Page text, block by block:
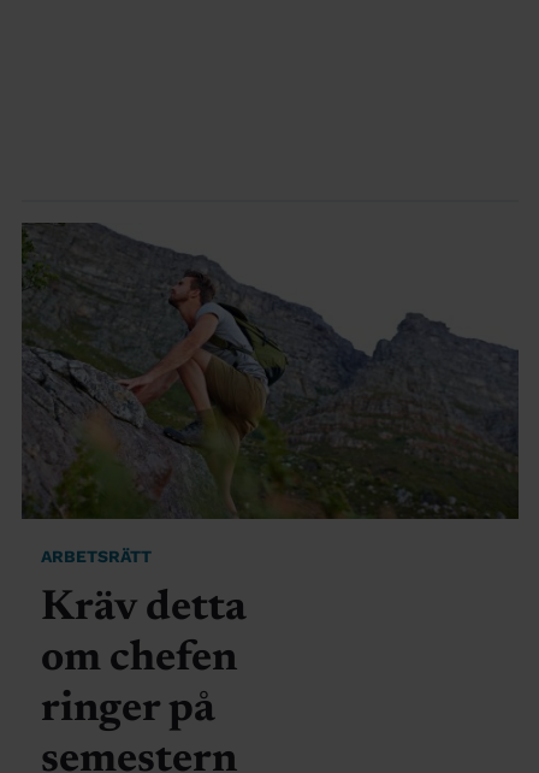
ARBETSRÄTT
Kräv detta
om chefen
ringer på
semestern